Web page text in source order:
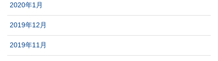
2020年1月
2019年12月
2019年11月